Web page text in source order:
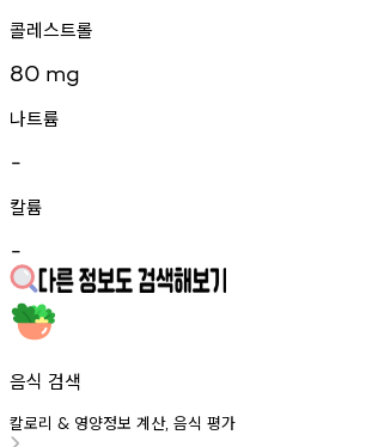
콜레스트롤
80 mg
나트륨
-
칼륨
-
음식 검색
칼로리 & 영양정보 계산, 음식 평가